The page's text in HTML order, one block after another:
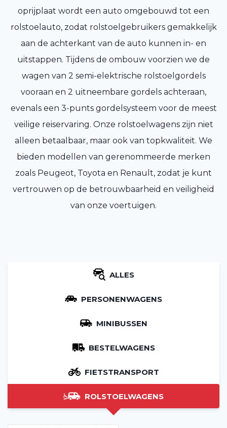
oprijplaat wordt een auto omgebouwd tot een
rolstoelauto, zodat rolstoelgebruikers gemakkelijk
aan de achterkant van de auto kunnen in- en
uitstappen. Tijdens de ombouw voorzien we de
wagen van 2 semi-elektrische rolstoelgordels
vooraan en 2 uitneembare gordels achteraan,
evenals een 3-punts gordelsysteem voor de meest
veilige reiservaring. Onze rolstoelwagens zijn niet
alleen betaalbaar, maar ook van topkwaliteit. We
bieden modellen van gerenommeerde merken
zoals Peugeot, Toyota en Renault, zodat je kunt
vertrouwen op de betrouwbaarheid en veiligheid
van onze voertuigen.
ALLES
PERSONENWAGENS
MINIBUSSEN
BESTELWAGENS
FIETSTRANSPORT
ROLSTOELWAGENS